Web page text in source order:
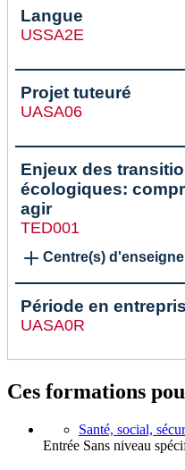
Langue
USSA2E
Projet tuteuré
UASA06
Enjeux des
écologiques:
agir
TED001
Centre(s)
Période en
UASA0R
Ces formations
Santé, social,
Entrée Sans niveau